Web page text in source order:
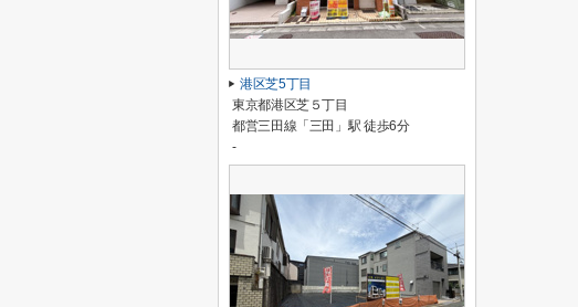
港区芝5丁目
東京都港区芝５丁目
都営三田線「三田」駅 徒歩6分
-